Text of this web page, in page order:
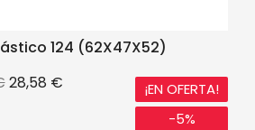
124 (62X47X52)
Precio
28,58 €
¡EN OFERTA!
-5%